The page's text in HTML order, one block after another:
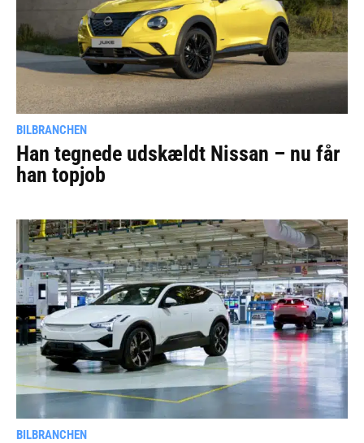
BILBRANCHEN
Han tegnede udskældt Nissan – nu får
han topjob
BILBRANCHEN